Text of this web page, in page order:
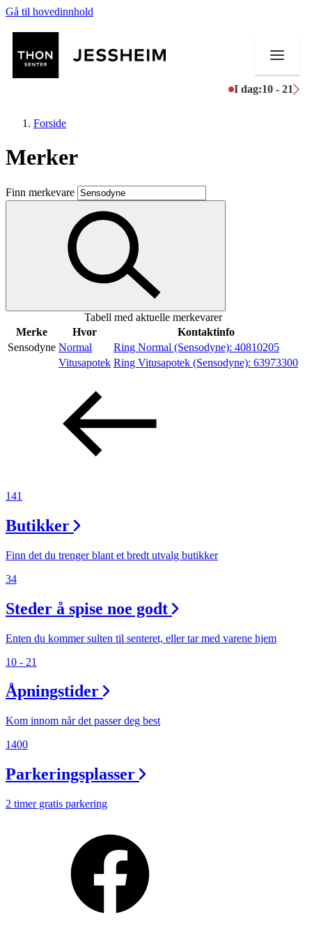
Gå til hovedinnhold
I dag:10 - 21
Butikker
Mat og drikke
Aktiviteter
Inspirasjon
Åpningstider
Ledige stillinger
Magasin
Gavekort
Forside
Merker
Finn merkevare
Tabell med aktuelle merkevarer
Merke
Hvor
Kontaktinfo
Sensodyne Normal Ring Normal (Sensodyne): 40810205
Vitusapotek Ring Vitusapotek (Sensodyne): 63973300
141
Butikker
Finn det du trenger blant et bredt utvalg butikker
34
Steder å spise noe godt
Enten du kommer sulten til senteret, eller tar med varene hjem
10 - 21
Åpningstider
Kom innom når det passer deg best
1400
Parkeringsplasser
2 timer gratis parkering